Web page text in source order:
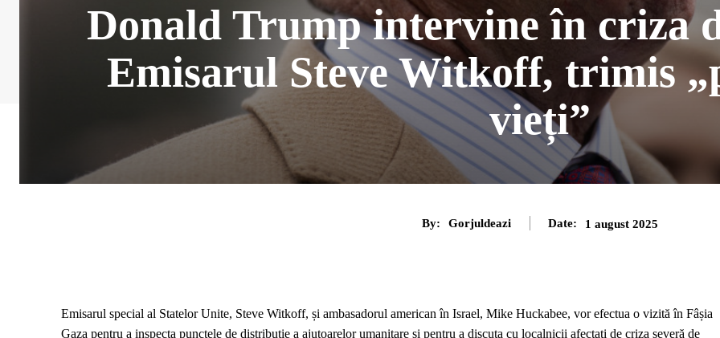
Donald Trump intervine în criza
Emisarul Steve Witkoff, trimis
vieți”
By: Gorjuldeazi Date: 1 august 2025
Emisarul special al Statelor Unite, Steve Witkoff, și ambasadorul american în Israel, Mike Huckabee, vor efectua o vizită în Fâșia
Gaza pentru a inspecta punctele de distribuție a ajutoarelor umanitare și pentru a discuta cu localnicii afectați de criza severă de